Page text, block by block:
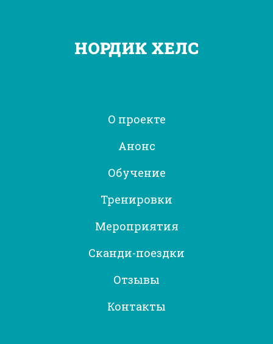
О проекте
Анонс
Обучение
Тренировки
Мероприятия
Сканди-поездки
Отзывы
Контакты